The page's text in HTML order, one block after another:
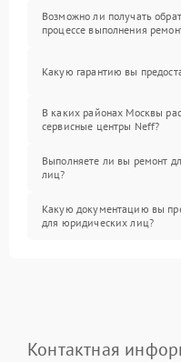
Возможно ли получать
процессе выполнения
Какую гарантию вы
В каких районах Москвы
сервисные центры Neff?
Выполняете ли вы ремонт
лиц?
Какую документацию вы
для юридических лиц?
Контактная